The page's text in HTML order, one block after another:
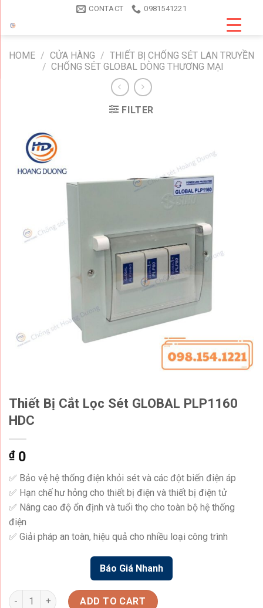
CONTACT 0981541221
HOME / CỬA HÀNG / THIẾT BỊ CHỐNG SÉT LAN TRUYỀN
/ CHỐNG SÉT GLOBAL DÒNG THƯƠNG MẠI
FILTER
Thiết Bị Cắt Lọc Sét GLOBAL PLP1160
HDC
₫0
✅ Bảo vệ hệ thống điện khỏi sét và các đột biến điện áp
✅ Hạn chế hư hỏng cho thiết bị điện và thiết bị điện tử
✅ Nâng cao độ ổn định và tuổi thọ cho toàn bộ hệ thống
điện
✅ Giải pháp an toàn, hiệu quả cho nhiều loại công trình
Báo Giá Nhanh
Thiết Bị Cắt Lọc Sét GLOBAL PLP1160 HDC quantity
ADD TO CART